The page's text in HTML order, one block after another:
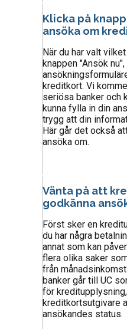
Klicka på
ansöka om
När du har valt
knappen "Ansök
kreditkort. Vi
seriösa banker och
kunna fylla in din
trygg att din
Här går det också
ansöka om.
Vänta på att
godkänna
Först sker en
du har några
annat som kan
flera olika saker
från
banker går till UC
för
kreditkortsutgivare
ansökandes status.